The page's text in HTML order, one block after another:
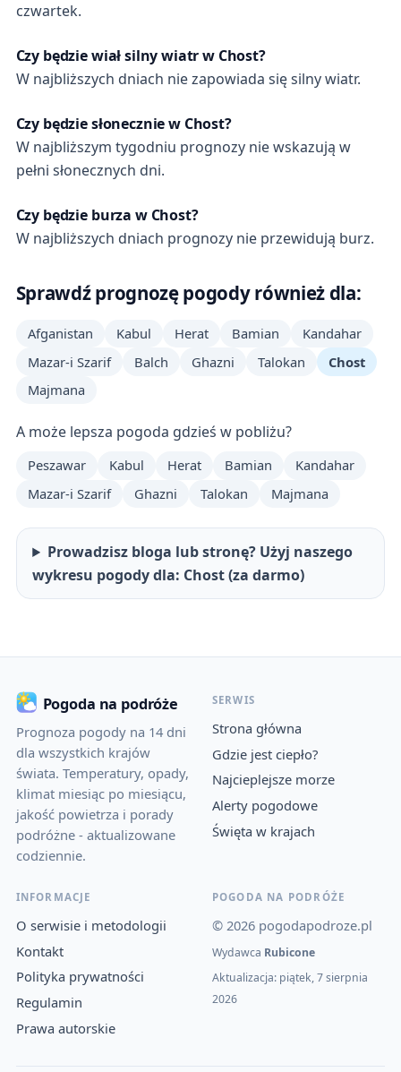
czwartek.
Czy będzie wiał silny wiatr w Chost?
W najbliższych dniach nie zapowiada się silny wiatr.
Czy będzie słonecznie w Chost?
W najbliższym tygodniu prognozy nie wskazują w
pełni słonecznych dni.
Czy będzie burza w Chost?
W najbliższych dniach prognozy nie przewidują burz.
Sprawdź prognozę pogody również dla:
Afganistan Kabul Herat Bamian
Kandahar
Mazar-i Szarif
Balch Ghazni Talokan
Chost
Majmana
A może lepsza pogoda gdzieś w pobliżu?
Peszawar Kabul Herat Bamian
Kandahar
Mazar-i Szarif
Ghazni Talokan Majmana
Prowadzisz bloga lub stronę? Użyj naszego
wykresu pogody dla: Chost (za darmo)
Pogoda na podróże
Prognoza pogody na 14 dni
dla wszystkich krajów
świata. Temperatury, opady,
klimat miesiąc po miesiącu,
jakość powietrza i porady
podróżne - aktualizowane
codziennie.
SERWIS
Strona główna
Gdzie jest ciepło?
Najcieplejsze morze
Alerty pogodowe
Święta w krajach
INFORMACJE
O serwisie i metodologii
Kontakt
Polityka prywatności
Regulamin
Prawa autorskie
POGODA NA PODRÓŻE
© 2026 pogodapodroze.pl
Wydawca Rubicone
Aktualizacja: piątek, 7 sierpnia
2026